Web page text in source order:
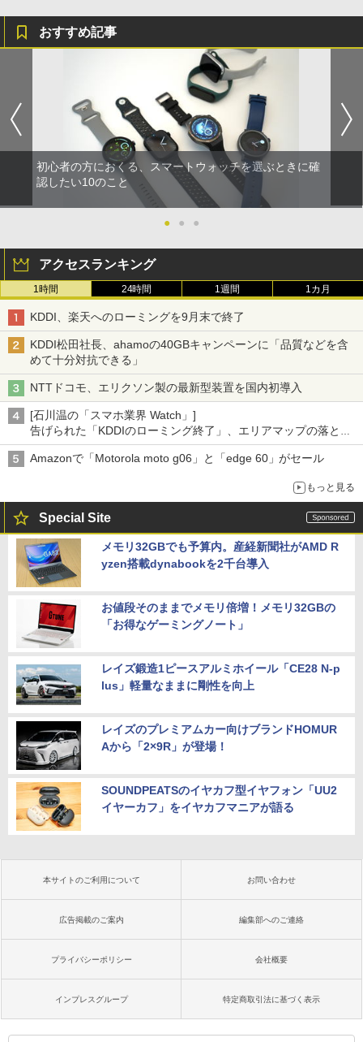
おすすめ記事
初心者の方におくる、スマートウォッチを選ぶときに確
認したい10のこと
● ● ●
アクセスランキング
1時間 24時間 1週間 1カ月
KDDI、楽天へのローミングを9月末で終了
KDDI松田社長、ahamoの40GBキャンペーンに「品質などを含
めて十分対抗できる」
NTTドコモ、エリクソン製の最新型装置を国内初導入
[石川温の「スマホ業界 Watch」]
告げられた「KDDIのローミング終了」、エリアマップの落とし
穴と楽天モバイルの課題
Amazonで「Motorola moto g06」と「edge 60」がセール
もっと見る
Special Site
メモリ32GBでも予算内。産経新聞社がAMD R
yzen搭載dynabookを2千台導入
お値段そのままでメモリ倍増！メモリ32GBの
「お得なゲーミングノート」
レイズ鍛造1ピースアルミホイール「CE28 N-p
lus」軽量なままに剛性を向上
レイズのプレミアムカー向けブランドHOMUR
Aから「2×9R」が登場！
SOUNDPEATSのイヤカフ型イヤフォン「UU2
イヤーカフ」をイヤカフマニアが語る
本サイトのご利用について お問い合わせ
広告掲載のご案内 編集部へのご連絡
プライバシーポリシー 会社概要
インプレスグループ 特定商取引法に基づく表示